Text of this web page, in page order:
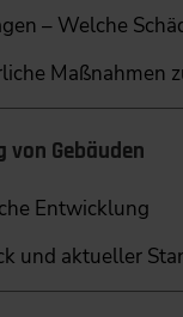
– Welche
Maßnahmen
von Gebäuden
Entwicklung
und aktueller